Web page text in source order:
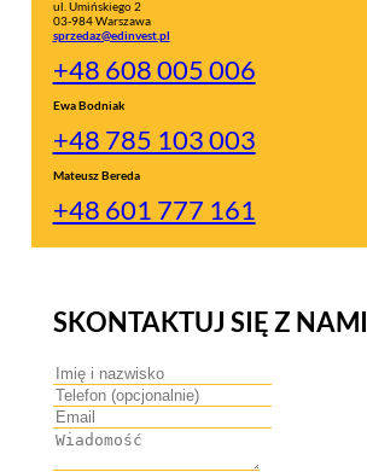
ul. Umińskiego 2
03-984 Warszawa
sprzedaz@edinvest.pl
+48 608 005 006
Ewa Bodniak
+48 785 103 003
Mateusz Bereda
+48 601 777 161
SKONTAKTUJ SIĘ Z NAMI